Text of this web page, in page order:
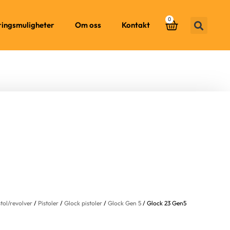
Om oss Kontakt
0
revolver / Pistoler /Glock pistoler /Glock Gen 5 / Glock 23 Gen5